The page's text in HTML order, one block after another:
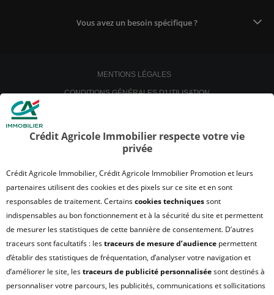
Vous avez un besoin spécifique ?
MENTIONS LÉGALES
CONDITIONS GÉNÉRALES D'UTILISATION
SATISFACTION CLIENT
UN PROBLÈME SUR LE SITE ?
PLAN DU SITE
FAQ - ACHAT
QUI SOMMES NOUS ?
MODULE DE GESTION DES COOKIES
HONORAIRES TRANSACTION
Crédit Agricole Immobilier respecte votre vie
privée
Crédit Agricole Immobilier, Crédit Agricole Immobilier Promotion et leurs
partenaires utilisent des cookies et des pixels sur ce site et en sont
responsables de traitement. Certainscookies techniquessont
indispensables au bon fonctionnement et à la sécurité du site et permettent
de mesurer les statistiques de cette bannière de consentement. D’autres
traceurs sont facultatifs : lestraceurs de mesure d’audience permettent
d’établir des statistiques de fréquentation, d’analyser votre navigation et
d’améliorer le site, lestraceurs de publicité personnaliséesont destinés à
personnaliser votre parcours, les publicités, communications et sollicitations